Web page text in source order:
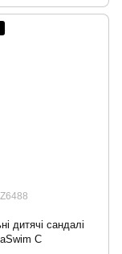
дитячі сандалі
C